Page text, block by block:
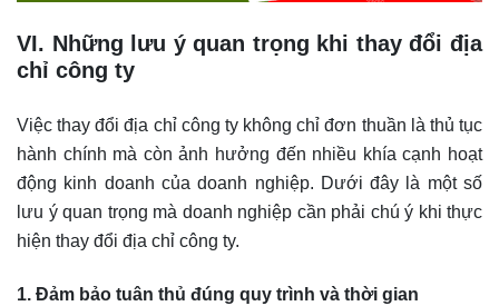
VI. Những lưu ý quan trọng khi thay đổi địa
chỉ công ty
Việc thay đổi địa chỉ công ty không chỉ đơn thuần là thủ tục
hành chính mà còn ảnh hưởng đến nhiều khía cạnh hoạt
động kinh doanh của doanh nghiệp. Dưới đây là một số
lưu ý quan trọng mà doanh nghiệp cần phải chú ý khi thực
hiện thay đổi địa chỉ công ty.
1. Đảm bảo tuân thủ đúng quy trình và thời gian